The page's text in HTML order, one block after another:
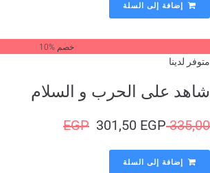
إضافة إلى السلة
خصم %10
لدينا
على الحرب و السلام
EGP 301,50EGP
إضافة إلى السلة